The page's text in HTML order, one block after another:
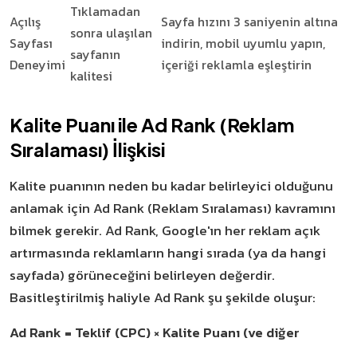
Açılış
Sayfası
Deneyimi
Tıklamadan
sonra ulaşılan
sayfanın
kalitesi
Sayfa hızını 3 saniyenin altına
indirin, mobil uyumlu yapın,
içeriği reklamla eşleştirin
Kalite Puanı ile Ad Rank (Reklam
Sıralaması) İlişkisi
Kalite puanının neden bu kadar belirleyici olduğunu
anlamak için Ad Rank (Reklam Sıralaması) kavramını
bilmek gerekir. Ad Rank, Google'ın her reklam açık
artırmasında reklamların hangi sırada (ya da hangi
sayfada) görüneceğini belirleyen değerdir.
Basitleştirilmiş haliyle Ad Rank şu şekilde oluşur:
Ad Rank = Teklif (CPC) × Kalite Puanı (ve diğer